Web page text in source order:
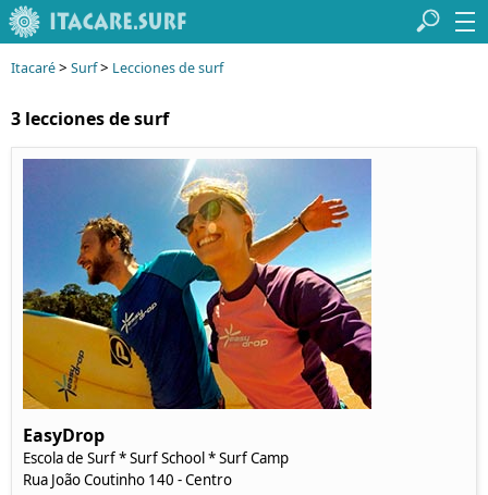
Itacaré> Surf> Lecciones de surf
3 lecciones de surf
EasyDrop
Escola de Surf * Surf School * Surf Camp
Rua João Coutinho 140 - Centro